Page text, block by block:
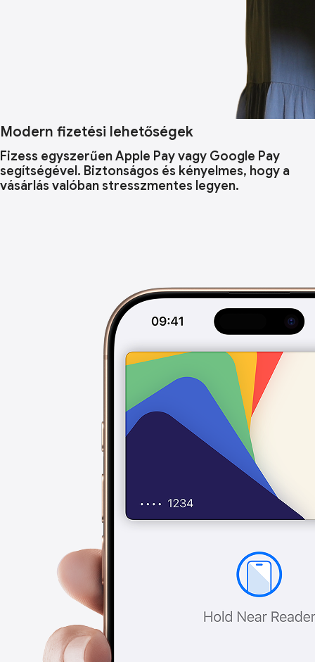
Modern fizetési lehetőségek
Fizess egyszerűen Apple Pay vagy Google Pay
segítségével. Biztonságos és kényelmes, hogy a
vásárlás valóban stresszmentes legyen.